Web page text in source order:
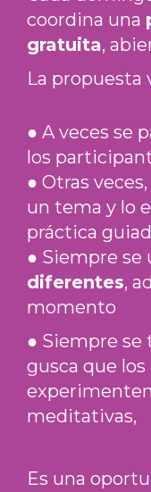
coordina una
gratuita,
La propuesta
● A veces se
los
● Otras
un tema y lo
práctica
● Siempre se
diferentes,
momento
● Siempre se
gusca que
meditativas,
Es una